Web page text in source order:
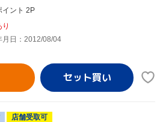
イント 2P
月日：2012/08/04
店舗受取可